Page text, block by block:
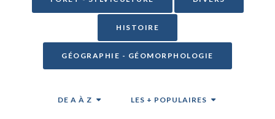
HISTOIRE
GÉOGRAPHIE - GÉOMORPHOLOGIE
DE A À Z LES + POPULAIRES